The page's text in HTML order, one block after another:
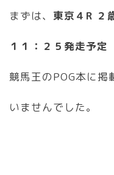
まずは、 東京４R ２
１１：２５発走予定
競馬王のPOG本に掲
いませんでした。